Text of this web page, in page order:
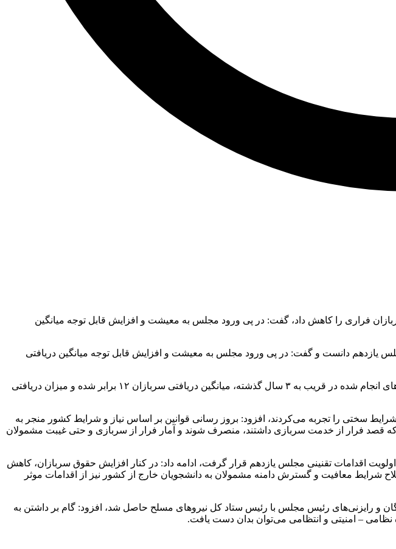
فراری را کاهش داد، گفت: در پی ورود مجلس به معیشت و افزایش قابل توجه میانگین
یازدهم دانست و گفت: در پی ورود مجلس به معیشت و افزایش قابل توجه میانگین دریافتی
وی ادامه داد: حقوق سربازان تا قبل از ورود مجلس به مطالبات سربازان ۴۵۰ هزار تومان بود، اما با پیگیری‌های انجام شده در قریب به ۳ سال گذشته، میانگین دریافتی سربازان ۱۲ برابر شده و میزان دریافتی
سختی را تجربه می‌کردند، افزود: بروز رسانی قوانین بر اساس نیاز و شرایط کشور منجر به
قصد فرار از خدمت سربازی داشتند، منصرف شوند و آمار فرار از سربازی و حتی غیبت مشمولان
مجلس شورای اسلامی با تاکید بر اینکه اصلاح قانون نظام وظیفه پس از گذشته ۴ دهه در اولویت اقدامات تقنینی مجلس یازدهم قرار گرفت، ادامه داد: در کنار افزایش حقوق سربازان، کاهش
متاهل و…، اصلاح شرایط معافیت و گسترش دامنه مشمولان به دانشجویان خارج از کشور نیز از اقدامات موثر
و رایزنی‌های رئیس مجلس با رئیس ستاد کل نیرو‌های مسلح حاصل شد، افزود: گام بر داشتن به
– امنیتی و انتظامی می‌توان بدان دست یافت.